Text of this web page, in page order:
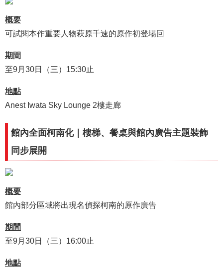
概要
可試閱本作重要人物萩原千速的原作初登場回
期間
至9月30日（三）15:30止
地點
Anest Iwata Sky Lounge 2樓走廊
館內全面柯南化｜樓梯、餐桌與館內廣告主題裝飾
同步展開
概要
館內部分區域將出現名偵探柯南的原作廣告
期間
至9月30日（三）16:00止
地點